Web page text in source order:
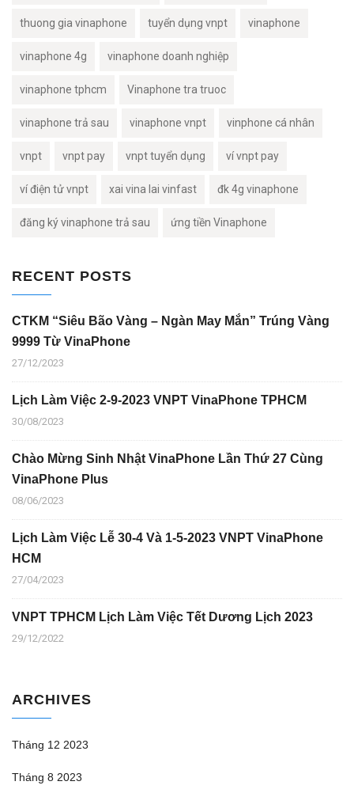
thuong gia vinaphone tuyển dụng vnpt vinaphone
vinaphone 4g vinaphone doanh nghiệp
vinaphone tphcm Vinaphone tra truoc
vinaphone trả sau vinaphone vnpt vinphone cá nhân
vnpt vnpt pay vnpt tuyển dụng ví vnpt pay
ví điện tử vnpt xai vina lai vinfast đk 4g vinaphone
đăng ký vinaphone trả sau ứng tiền Vinaphone
RECENT POSTS
CTKM “Siêu Bão Vàng – Ngàn May Mắn” Trúng Vàng
9999 Từ VinaPhone
27/12/2023
Lịch Làm Việc 2-9-2023 VNPT VinaPhone TPHCM
30/08/2023
Chào Mừng Sinh Nhật VinaPhone Lần Thứ 27 Cùng
VinaPhone Plus
08/06/2023
Lịch Làm Việc Lễ 30-4 Và 1-5-2023 VNPT VinaPhone
HCM
27/04/2023
VNPT TPHCM Lịch Làm Việc Tết Dương Lịch 2023
29/12/2022
ARCHIVES
Tháng 12 2023
Tháng 8 2023